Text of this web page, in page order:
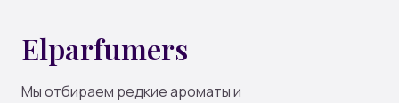
Elparfumers
Мы отбираем редкие ароматы и